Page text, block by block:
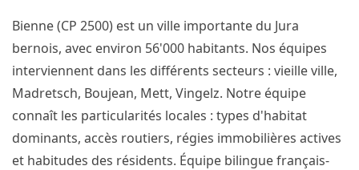
Bienne (CP 2500) est un ville importante du Jura
bernois, avec environ 56'000 habitants. Nos équipes
interviennent dans les différents secteurs : vieille ville,
Madretsch, Boujean, Mett, Vingelz. Notre équipe
connaît les particularités locales : types d'habitat
dominants, accès routiers, régies immobilières actives
et habitudes des résidents. Équipe bilingue français-